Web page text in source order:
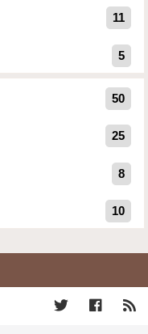
11
5
50
25
8
10